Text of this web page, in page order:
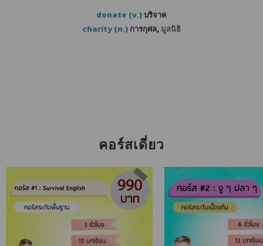
donate (v.)บริจาค
charity (n.) การกุศล, มูลนิธิ
คอร์สเดี่ยว